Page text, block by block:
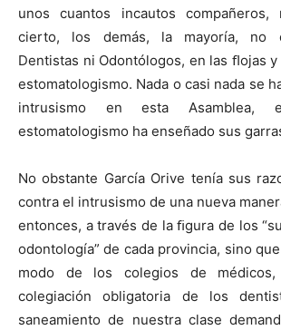
unos cuantos incautos
cierto, los demás, la mayoría, no
Dentistas ni Odontólogos, en las ﬂojas
estomatologismo. Nada o casi nada se
intrusismo en esta Asamblea,
estomatologismo ha enseñado sus
No obstante García Orive tenía sus
contra el intrusismo de una nueva
entonces, a través de la ﬁgura de los
odontología” de cada provincia, sino
modo de los colegios de
colegiación obligatoria de los
saneamiento de nuestra clase